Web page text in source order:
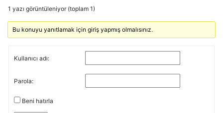
1 yazı görüntüleniyor (toplam 1)
Bu konuyu yanıtlamak için giriş yapmış olmalısınız.
Kullanıcı adı:
Parola:
Beni hatırla